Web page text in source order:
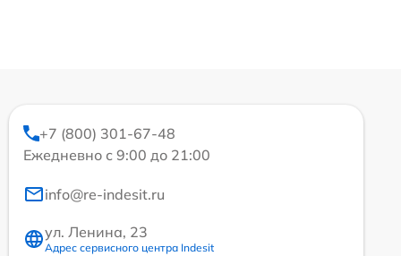
+7 (800) 301-67-48
Ежедневно с 9:00 до 21:00
info@re-indesit.ru
ул. Ленина, 23
Адрес сервисного центра Indesit